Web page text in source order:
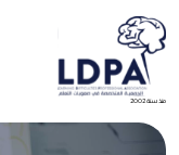
منذ سنة 2002